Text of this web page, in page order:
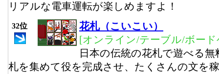
リアルな電車運転が楽しめますよ！
32位
花札（こいこい）
[オンライン/テーブル/ボー
日本の伝統の花札で遊べる
札を集めて役を完成させ、たくさんの文を